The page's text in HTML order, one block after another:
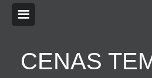
CENAS